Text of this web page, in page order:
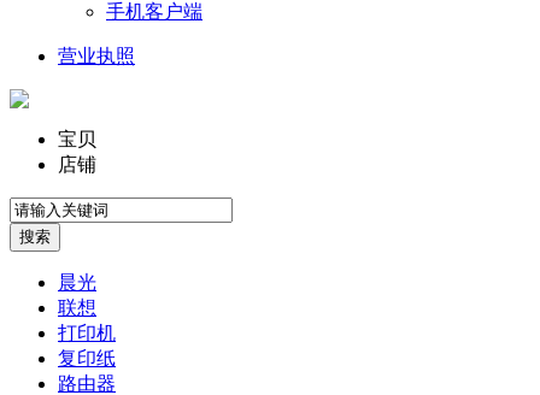
手机客户端
营业执照
宝贝
店铺
晨光
联想
打印机
复印纸
路由器